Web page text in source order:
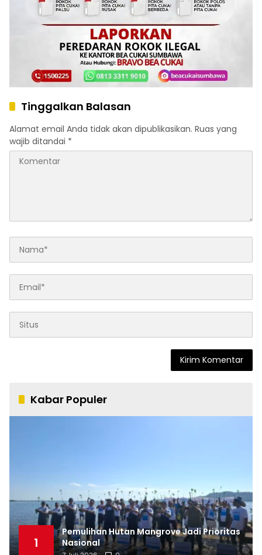
Tinggalkan Balasan
Alamat email Anda tidak akan dipublikasikan. Ruas yang
wajib ditandai *
Kabar Populer
1
Pemulihan Hutan Mangrove Jadi Prioritas
Nasional